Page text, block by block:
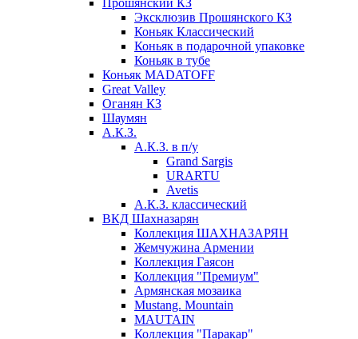
Прошянский КЗ
Эксклюзив Прошянского КЗ
Коньяк Классический
Коньяк в подарочной упаковке
Коньяк в тубе
Коньяк MADATOFF
Great Valley
Оганян КЗ
Шаумян
А.К.З.
А.К.З. в п/у
Grand Sargis
URARTU
Avetis
А.К.З. классический
ВКД Шахназарян
Коллекция ШАХНАЗАРЯН
Жемчужина Армении
Коллекция Гаясон
Коллекция "Премиум"
Армянская мозаика
Mustang. Mountain
MAUTAIN
Коллекция "Паракар"